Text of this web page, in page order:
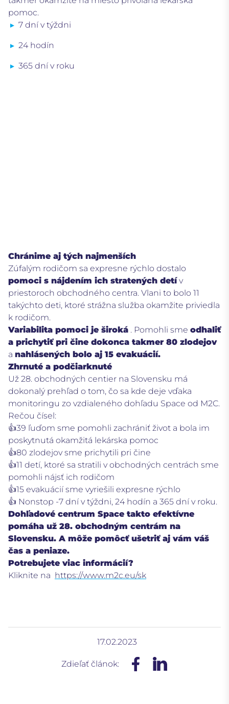
pomoc.
7 dní v týždni
24 hodín
365 dní v roku
Chránime aj tých najmenších
Zúfalým rodičom sa expresne rýchlo dostalo
pomoci s nájdením ich stratených detív
priestoroch obchodného centra. Vlani to bolo 11
takýchto deti, ktoré strážna služba okamžite priviedla
k rodičom.
Variabilita pomoci je široká . Pomohli sme odhaliť
a prichytiť pri čine dokonca takmer 80 zlodejov
a nahlásených bolo aj 15 evakuácií.
Zhrnuté a podčiarknuté
Už 28. obchodných centier na Slovensku má
dokonalý prehľad o tom, čo sa kde deje vďaka
monitoringu zo vzdialeného dohľadu Space od M2C.
Rečou čísel:
👍39 ľuďom sme pomohli zachrániť život a bola im
poskytnutá okamžitá lekárska pomoc
👍80 zlodejov sme prichytili pri čine
👍11 detí, ktoré sa stratili v obchodných centrách sme
pomohli nájsť ich rodičom
👍15 evakuácií sme vyriešili expresne rýchlo
👍 Nonstop -7 dní v týždni, 24 hodín a 365 dní v roku.
Dohľadové centrum Space takto efektívne
pomáha už 28. obchodným centrám na
Slovensku. A môže pomôcť ušetriť aj vám váš
čas a peniaze.
Potrebujete viac informácií?
Kliknite na https://www.m2c.eu/sk
17.02.2023
Zdieľať článok: